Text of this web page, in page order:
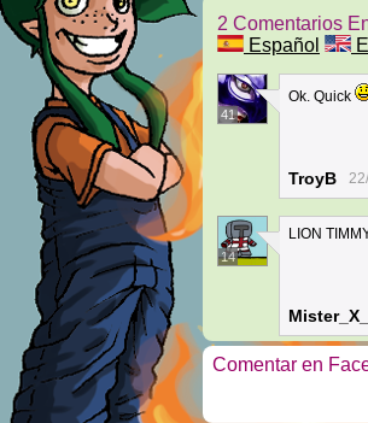
2 Comentarios
Español
41
Ok. Quick
TroyB
14
LION
Comentar en